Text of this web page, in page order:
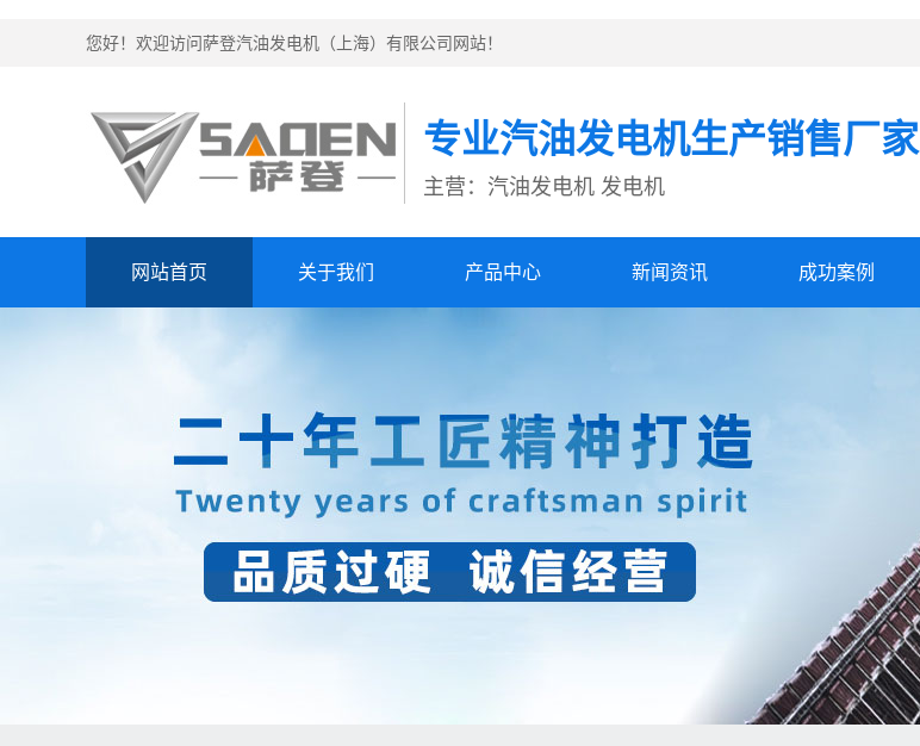
您好！欢迎访问萨登汽油发电机（上海）有限公司网站！
专业汽油发电机生产销售厂家
主营：汽油发电机 发电机
网站首页 关于我们 产品中心 新闻资讯 成功案例